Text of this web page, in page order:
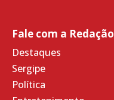
Fale com a Redação
Destaques
Sergipe
Política